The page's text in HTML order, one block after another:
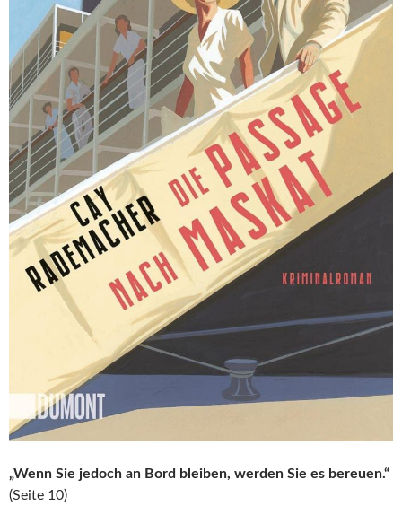
„Wenn Sie jedoch an Bord bleiben, werden Sie es bereuen.“
(Seite 10)